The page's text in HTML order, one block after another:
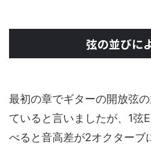
弦の並びに
最初の章でギターの開放弦
ていると言いましたが、1弦
べると音高差が2オクターブ